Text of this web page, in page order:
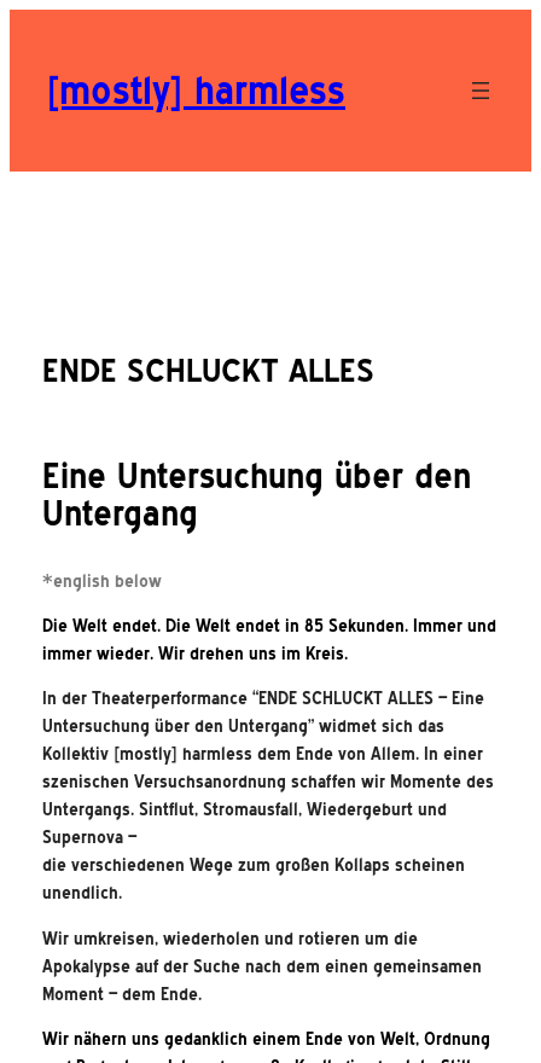
Inhalt
springen
[mostly] harmless
ENDE SCHLUCKT ALLES
Eine Untersuchung über den
Untergang
*english below
Die Welt endet. Die Welt endet in 85 Sekunden. Immer und
immer wieder. Wir drehen uns im Kreis.
In der Theaterperformance “ENDE SCHLUCKT ALLES – Eine
Untersuchung über den Untergang” widmet sich das
Kollektiv [mostly] harmless dem Ende von Allem. In einer
szenischen Versuchsanordnung schaffen wir Momente des
Untergangs. Sintflut, Stromausfall, Wiedergeburt und
Supernova –
die verschiedenen Wege zum großen Kollaps scheinen
unendlich.
Wir umkreisen, wiederholen und rotieren um die
Apokalypse auf der Suche nach dem einen gemeinsamen
Moment – dem Ende.
Wir nähern uns gedanklich einem Ende von Welt, Ordnung